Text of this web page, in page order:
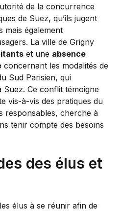
de la concurrence
de Suez, qu’ils jugent
mais également
La ville de Grigny
et une absence
concernant les modalités de
Sud Parisien, qui
Ce conflit témoigne
vis-à-vis des pratiques du
responsables, cherche à
tenir compte des besoins
des élus et
élus à se réunir afin de